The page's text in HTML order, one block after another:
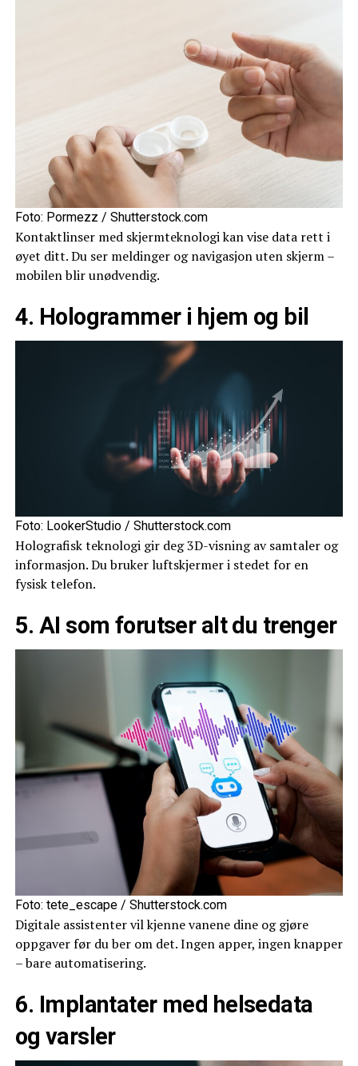
Foto: Pormezz / Shutterstock.com
Kontaktlinser med skjermteknologi kan vise data rett i
øyet ditt. Du ser meldinger og navigasjon uten skjerm –
mobilen blir unødvendig.
4. Hologrammer i hjem og bil
Foto: LookerStudio / Shutterstock.com
Holografisk teknologi gir deg 3D-visning av samtaler og
informasjon. Du bruker luftskjermer i stedet for en
fysisk telefon.
5. AI som forutser alt du trenger
Foto: tete_escape / Shutterstock.com
Digitale assistenter vil kjenne vanene dine og gjøre
oppgaver før du ber om det. Ingen apper, ingen knapper
– bare automatisering.
6. Implantater med helsedata
og varsler